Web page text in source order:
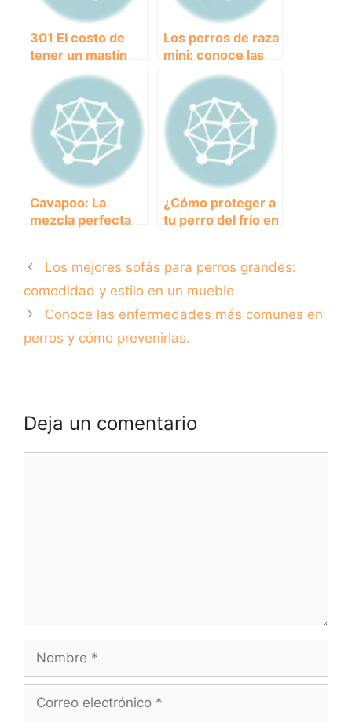
301 El costo de
tener un mastín
napolitano como
mascota: ¿Cuánto
debes esperar
pagar?
Los perros de raza
mini: conoce las
características de
las razas más
populares
Cavapoo: La
mezcla perfecta
¿Cómo proteger a
tu perro del frío en
paseos seguros.
Los mejores sofás para perros grandes:
comodidad y estilo en un mueble
Conoce las enfermedades más comunes en
perros y cómo prevenirlas.
Deja un comentario